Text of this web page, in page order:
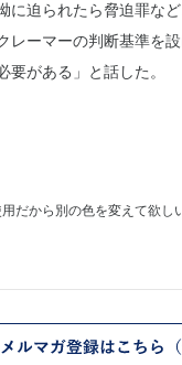
迫られたら脅迫罪な
ーマーの判断基準を
がある」と話した。
だから別の色を変えて欲し